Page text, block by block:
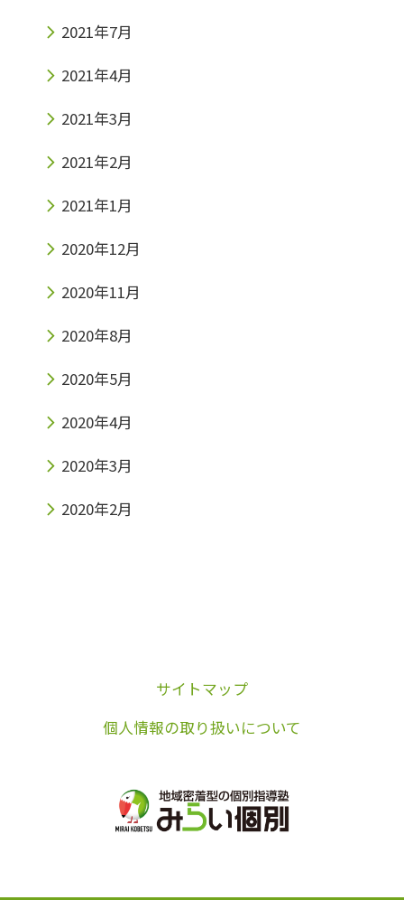
2021年7月
2021年4月
2021年3月
2021年2月
2021年1月
2020年12月
2020年11月
2020年8月
2020年5月
2020年4月
2020年3月
2020年2月
サイトマップ
個人情報の取り扱いについて